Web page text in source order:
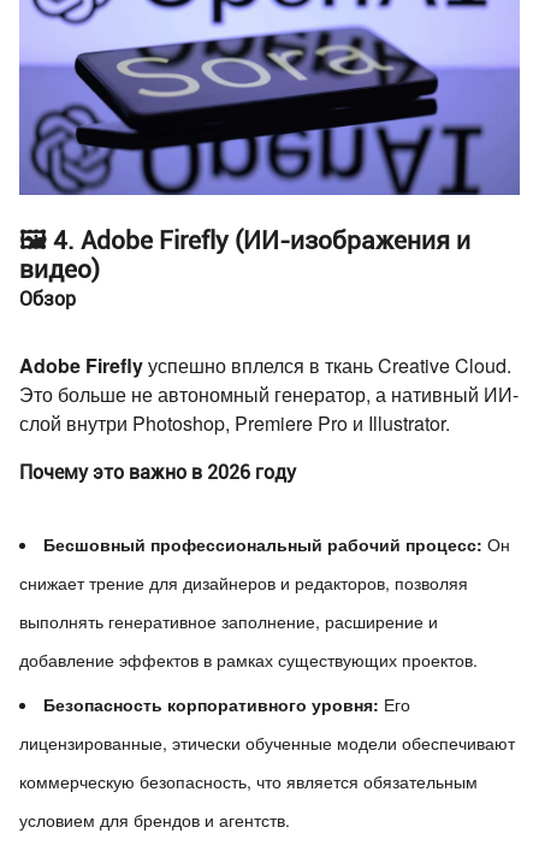
🖼️ 4. Adobe Firefly (ИИ-изображения и
видео)
Обзор
Adobe Fireflyуспешно вплелся в ткань Creative Cloud.
Это больше не автономный генератор, а нативный ИИ-
слой внутри Photoshop, Premiere Pro и Illustrator.
Почему это важно в 2026 году
Бесшовный профессиональный рабочий процесс: Он
снижает трение для дизайнеров и редакторов, позволяя
выполнять генеративное заполнение, расширение и
добавление эффектов в рамках существующих проектов.
Безопасность корпоративного уровня: Его
лицензированные, этически обученные модели обеспечивают
коммерческую безопасность, что является обязательным
условием для брендов и агентств.